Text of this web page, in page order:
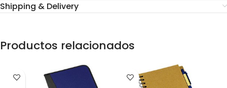
Shipping & Delivery
Productos relacionados